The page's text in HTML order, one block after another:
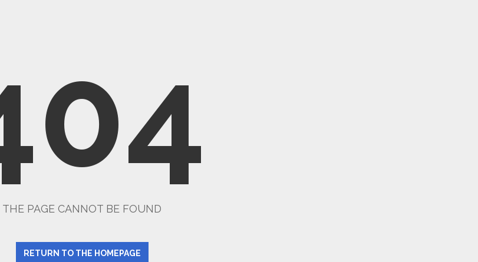
THE PAGE CANNOT BE FOUND
RETURN TO THE HOMEPAGE